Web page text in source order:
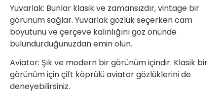
Yuvarlak: Bunlar klasik ve zamansızdır, vintage bir
görünüm sağlar. Yuvarlak gözlük seçerken cam
boyutunu ve çerçeve kalınlığını göz önünde
bulundurduğunuzdan emin olun.
Aviator: Şık ve modern bir görünüm içindir. Klasik bir
görünüm için çift köprülü aviator gözlüklerini de
deneyebilirsiniz.